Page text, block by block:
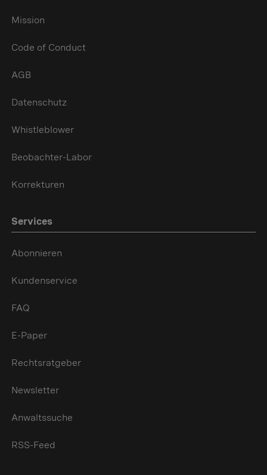
Mission
Code of Conduct
AGB
Datenschutz
Whistleblower
Beobachter-Labor
Korrekturen
Services
Abonnieren
Kundenservice
FAQ
E-Paper
Rechtsratgeber
Newsletter
Anwaltssuche
RSS-Feed